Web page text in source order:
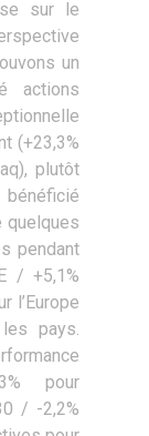
sur le
un
actions
(+23,3%
plutôt
quelques
pendant
/ +5,1%
l’Europe
pays.
pour
/ -2,2%